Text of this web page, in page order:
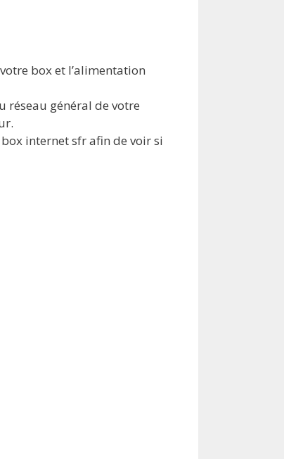
box et l’alimentation
réseau général de votre
internet sfr afin de voir si